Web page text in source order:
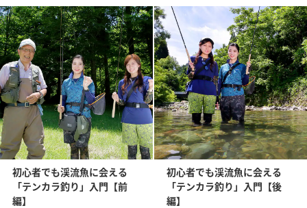
初心者でも渓流魚に会える
「テンカラ釣り」入門【前
編】
初心者でも渓流魚に会える
「テンカラ釣り」入門【後
編】